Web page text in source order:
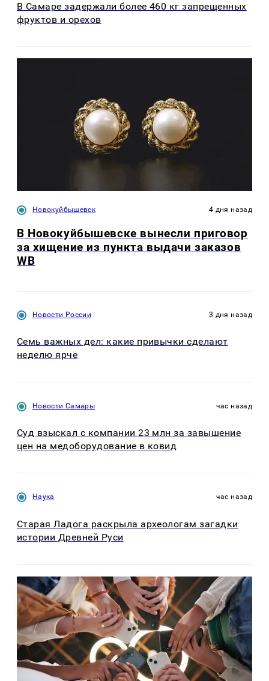
В Самаре задержали более 460 кг запрещенных
фруктов и орехов
Новокуйбышевск 4 дня назад
В Новокуйбышевске вынесли приговор
за хищение из пункта выдачи заказов
WB
Новости России 3 дня назад
Семь важных дел: какие привычки сделают
неделю ярче
Новости Самары час назад
Суд взыскал с компании 23 млн за завышение
цен на медоборудование в ковид
Наука час назад
Старая Ладога раскрыла археологам загадки
истории Древней Руси